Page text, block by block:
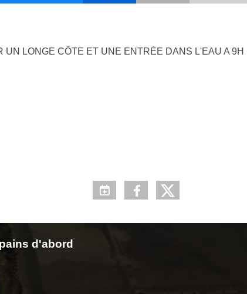
LONGE CÔTE ET UNE ENTRÉE DANS L'EAU A
d'abord